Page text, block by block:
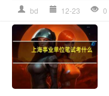
bd 12-23 0